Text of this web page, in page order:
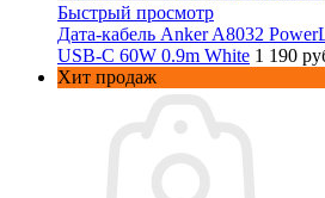
Быстрый просмотр
Дата-кабель Anker A8032
USB-C 60W 0.9m White 1 190
Хит продаж